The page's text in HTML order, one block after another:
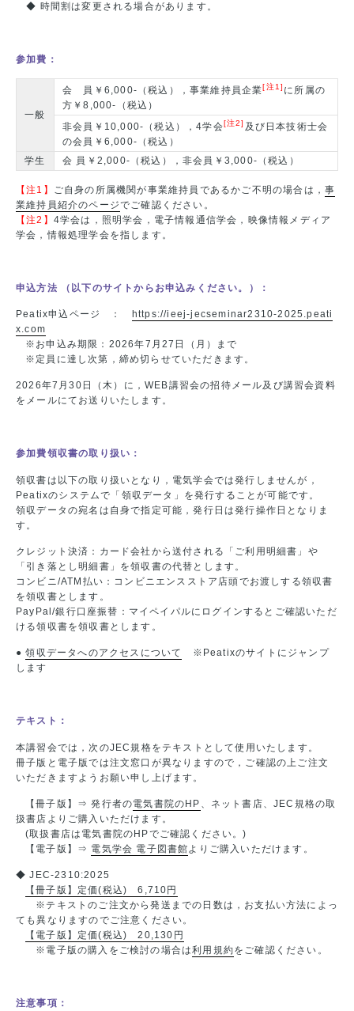
◆ 時間割は変更される場合があります。
参加費：
一般
会 員￥6,000-（税込），事業維持員企業[注1] に所属の
方￥8,000-（税込）
非会員￥10,000-（税込），4学会[注2] 及び日本技術士会
の会員￥6,000-（税込）
学生
会 員￥2,000-（税込），非会員￥3,000-（税込）
【注1】 ご自身の所属機関が事業維持員であるかご不明の場合は，事
業維持員紹介のページでご確認ください。
【注2】 4学会は，照明学会，電子情報通信学会，映像情報メディア
学会，情報処理学会を指します。
申込方法 （以下のサイトからお申込みください。）：
Peatix申込ページ ：
https://ieej-jecseminar2310-2025.peati
x.com
※お申込み期限：2026年7月27日（月）まで
※定員に達し次第，締め切らせていただきます。
2026年7月30日（木）に，WEB講習会の招待メール及び講習会資料
をメールにてお送りいたします。
参加費領収書の取り扱い：
領収書は以下の取り扱いとなり，電気学会では発行しませんが，
Peatixのシステムで「領収データ」を発行することが可能です。
領収データの宛名は自身で指定可能，発行日は発行操作日となりま
す。
クレジット決済：カード会社から送付される「ご利用明細書」や
「引き落とし明細書」を領収書の代替とします。
コンビニ/ATM払い：コンビニエンスストア店頭でお渡しする領収書
を領収書とします。
PayPal/銀行口座振替：マイペイパルにログインするとご確認いただ
ける領収書を領収書とします。
●領収データへのアクセスについて
※Peatixのサイトにジャンプ
します
テキスト：
本講習会では，次のJEC規格をテキストとして使用いたします。
冊子版と電子版では注文窓口が異なりますので，ご確認の上ご注文
いただきますようお願い申し上げます。
【冊子版】⇒ 発行者の電気書院のHP 、ネット書店、JEC規格の取
扱書店よりご購入いただけます。
(取扱書店は電気書院のHPでご確認ください。)
【電子版】⇒ 電気学会 電子図書館よりご購入いただけます。
◆ JEC-2310:2025
【冊子版】定価(税込) 6,710円
※テキストのご注文から発送までの日数は，お支払い方法によっ
ても異なりますのでご注意ください。
【電子版】定価(税込) 20,130円
※電子版の購入をご検討の場合は利用規約をご確認ください。
注意事項：